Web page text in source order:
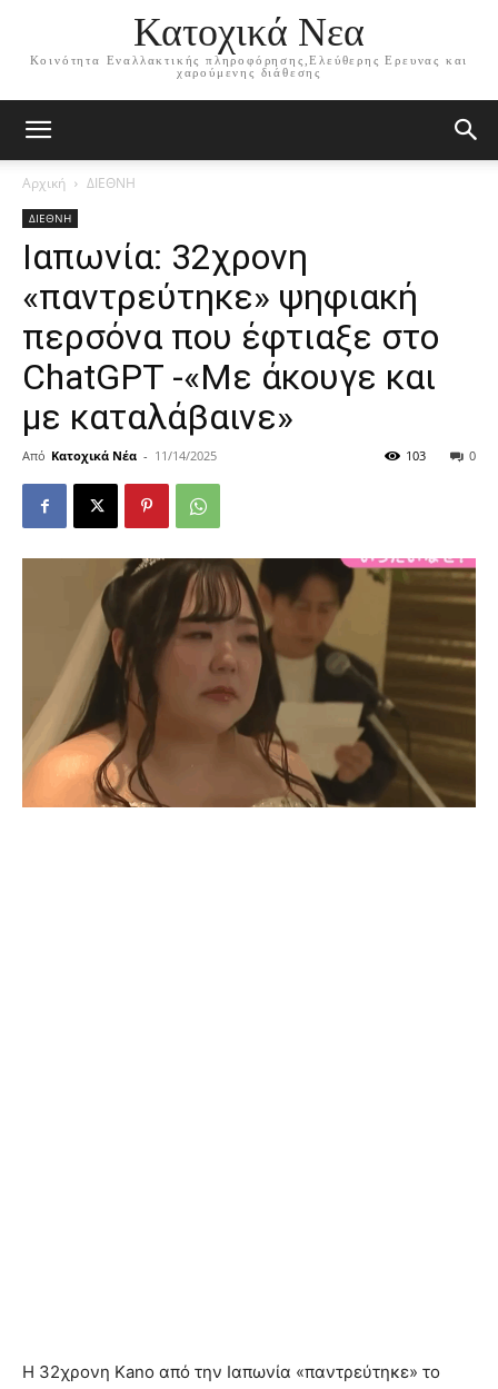
Κατοχικά Νεα
Κοινότητα Εναλλακτικής πληροφόρησης,Ελεύθερης Ερευνας και
χαρούμενης διάθεσης
Αρχική ΔΙΕΘΝΗ
ΔΙΕΘΝΗ
Ιαπωνία: 32χρονη
«παντρεύτηκε» ψηφιακή
περσόνα που έφτιαξε στο
ChatGPT -«Με άκουγε και
με καταλάβαινε»
Από Κατοχικά Νέα - 11/14/2025 0
103
Η 32χρονη Kano από την Ιαπωνία «παντρεύτηκε» το